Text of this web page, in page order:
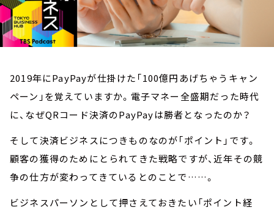
2019年にPayPayが仕掛けた「100億円あげちゃうキャン
ペーン」を覚えていますか。電子マネー全盛期だった時代
に、なぜQRコード決済のPayPayは勝者となったのか？
そして決済ビジネスにつきものなのが「ポイント」です。
顧客の獲得のためにとられてきた戦略ですが、近年その競
争の仕方が変わってきているとのことで……。
ビジネスパーソンとして押さえておきたい「ポイント経